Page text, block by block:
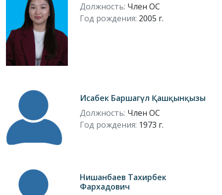
Должность: Член ОС
Год рождения: 2005 г.
Исабек Баршагүл Қашқынқызы
Должность: Член ОС
Год рождения: 1973 г.
Нишанбаев Тахирбек
Фархадович